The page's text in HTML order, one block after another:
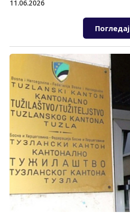
11.06.2026
Погледај